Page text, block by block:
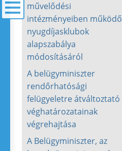
művelődési
intézményeiben működő
nyugdíjasklubok
alapszabálya
módosításáról
A belügyminiszter
rendőrhatósági
felügyeletre átváltoztató
véghatározatainak
végrehajtása
A Belügyminiszter, az